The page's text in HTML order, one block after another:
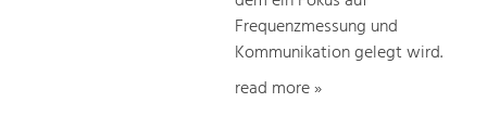
Frequenzmessung und
Kommunikation gelegt wird.
read more »